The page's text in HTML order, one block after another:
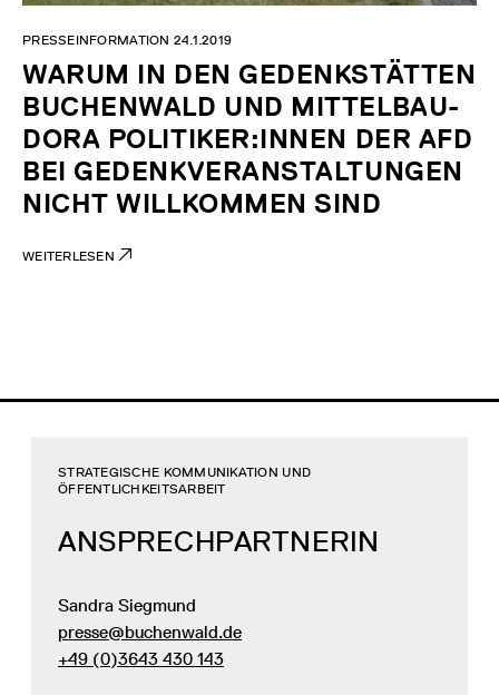
WARUM IN DEN GEDENKSTÄTTEN
BUCHENWALD UND MITTELBAU-
DORA POLITIKER:INNEN DER AFD
BEI GEDENKVERANSTALTUNGEN
NICHT WILLKOMMEN SIND
PRESSEINFORMATION 24.1.2019
WEITERLESEN
ANSPRECHPARTNERIN
STRATEGISCHE KOMMUNIKATION UND
ÖFFENTLICHKEITSARBEIT
Sandra Siegmund
presse@buchenwald.de
+49 (0)3643 430 143